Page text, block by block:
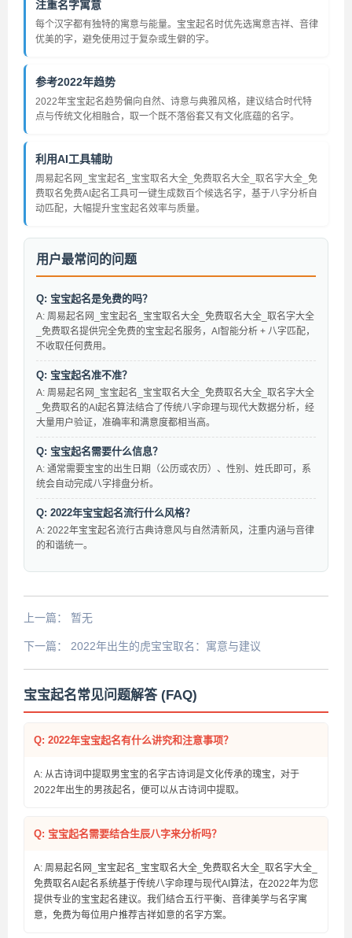
注重名字寓意
每个汉字都有独特的寓意与能量。宝宝起名时优先选寓意吉祥、音律
优美的字，避免使用过于复杂或生僻的字。
参考2022年趋势
2022年宝宝起名趋势偏向自然、诗意与典雅风格，建议结合时代特
点与传统文化相融合，取一个既不落俗套又有文化底蕴的名字。
利用AI工具辅助
周易起名网_宝宝起名_宝宝取名大全_免费取名大全_取名字大全_免
费取名免费AI起名工具可一键生成数百个候选名字，基于八字分析自
动匹配，大幅提升宝宝起名效率与质量。
用户最常问的问题
Q: 宝宝起名是免费的吗？
A: 周易起名网_宝宝起名_宝宝取名大全_免费取名大全_取名字大全
_免费取名提供完全免费的宝宝起名服务，AI智能分析 + 八字匹配，
不收取任何费用。
Q: 宝宝起名准不准？
A: 周易起名网_宝宝起名_宝宝取名大全_免费取名大全_取名字大全
_免费取名的AI起名算法结合了传统八字命理与现代大数据分析，经
大量用户验证，准确率和满意度都相当高。
Q: 宝宝起名需要什么信息？
A: 通常需要宝宝的出生日期（公历或农历）、性别、姓氏即可，系
统会自动完成八字排盘分析。
Q: 2022年宝宝起名流行什么风格？
A: 2022年宝宝起名流行古典诗意风与自然清新风，注重内涵与音律
的和谐统一。
上一篇： 暂无
下一篇： 2022年出生的虎宝宝取名：寓意与建议
宝宝起名常见问题解答 (FAQ)
Q: 2022年宝宝起名有什么讲究和注意事项？
A: 从古诗词中提取男宝宝的名字古诗词是文化传承的瑰宝，对于
2022年出生的男孩起名，便可以从古诗词中提取。
Q: 宝宝起名需要结合生辰八字来分析吗？
A: 周易起名网_宝宝起名_宝宝取名大全_免费取名大全_取名字大全_
免费取名AI起名系统基于传统八字命理与现代AI算法，在2022年为您
提供专业的宝宝起名建议。我们结合五行平衡、音律美学与名字寓
意，免费为每位用户推荐吉祥如意的名字方案。